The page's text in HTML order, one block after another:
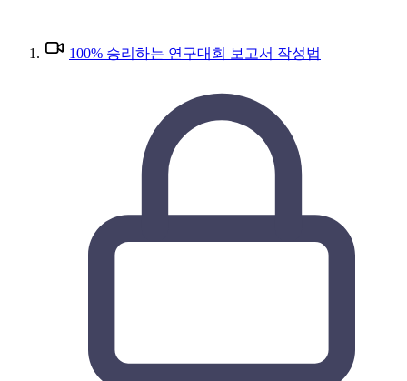
100% 승리하는 연구대회 보고서 작성법